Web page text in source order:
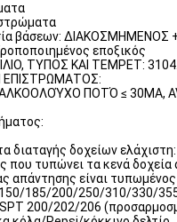
βάσεων: ΔΙΑΚΟΣΜΗΜΕΝΟΣ
εποξικός
ΤΥΠΟΣ ΚΑΙ TEMPET:
ΕΠΙΣΤΡΩΜΑΤΟΣ:
ΠΟΤΌ ≤ 30MA,
διαταγής δοχείων
που τυπώνει τα κενά δοχεία
απάντησης είναι
150/185/200/250/310/330/
200/202/206